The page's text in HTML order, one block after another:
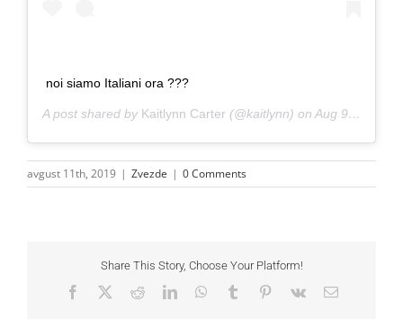
noi siamo Italiani ora ???
A post shared by Kaitlynn Carter (@kaitlynn) on Aug 9, 2019 at 11:51am PDT
avgust 11th, 2019 | Zvezde | 0 Comments
Share This Story, Choose Your Platform!
Facebook RedditLinkedInWhatsApp
Tumblr Pinterest
Vk Email